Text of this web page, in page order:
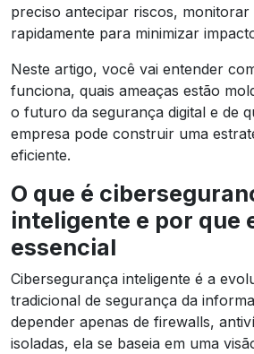
preciso antecipar riscos, monitorar
rapidamente para minimizar
Neste artigo, você vai entender
funciona, quais ameaças estão
o futuro da segurança digital e de
empresa pode construir uma
eficiente.
O que é
inteligente e por que
essencial
Cibersegurança inteligente é a
tradicional de segurança da
depender apenas de firewalls,
isoladas, ela se baseia em uma